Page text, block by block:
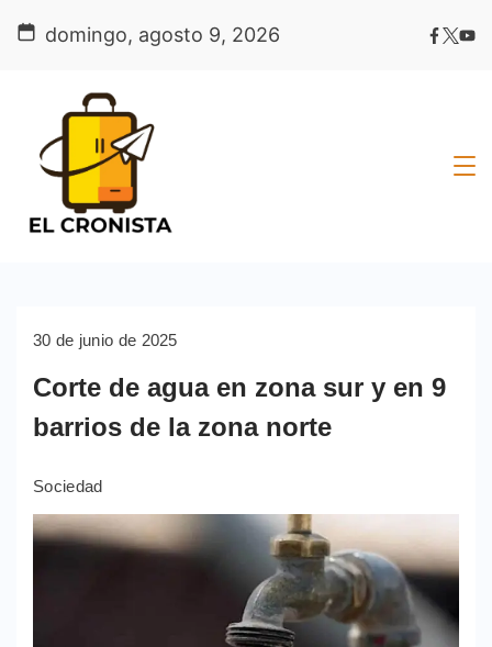
domingo, agosto 9, 2026
30 de junio de 2025
Corte de agua en zona sur y en 9
barrios de la zona norte
Sociedad